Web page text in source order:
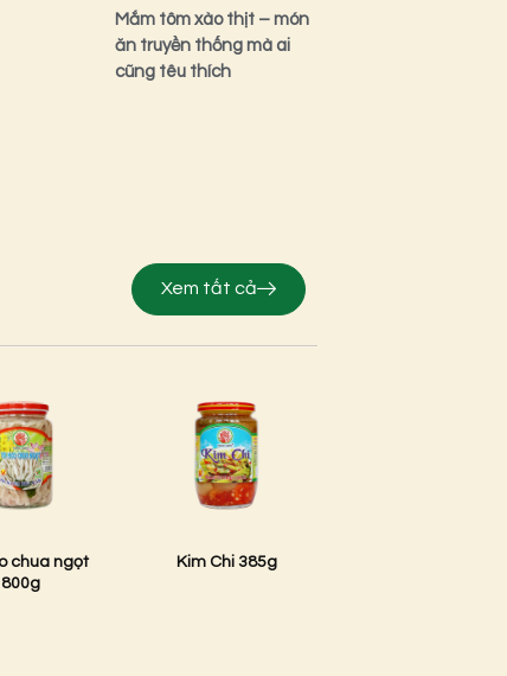
Mắm tôm xào thịt – món
ăn truyền thống mà ai
cũng têu thích
Xem tất cả
chua ngọt
800g
Kim Chi 385g